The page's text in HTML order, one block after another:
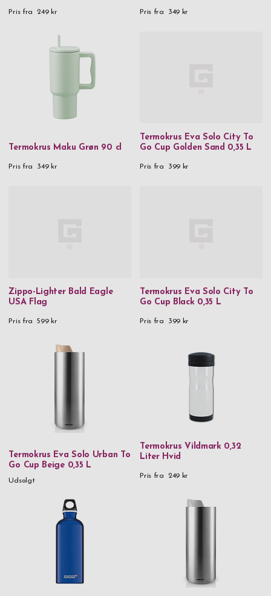
Pris fra 249 kr Pris fra 349 kr
Termokrus Maku Grøn 90 cl
Pris fra 349 kr
Termokrus Eva Solo City To
Go Cup Golden Sand 0,35 L
Pris fra 399 kr
Zippo-Lighter Bald Eagle
USA Flag
Pris fra 599 kr
Termokrus Eva Solo City To
Go Cup Black 0,35 L
Pris fra 399 kr
Termokrus Eva Solo Urban To
Go Cup Beige 0,35 L
Udsolgt
Termokrus Vildmark 0,32
Liter Hvid
Pris fra 249 kr